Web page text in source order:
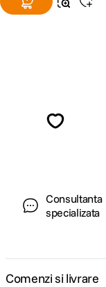
Consultanta
specializata
Comenzi si livrare